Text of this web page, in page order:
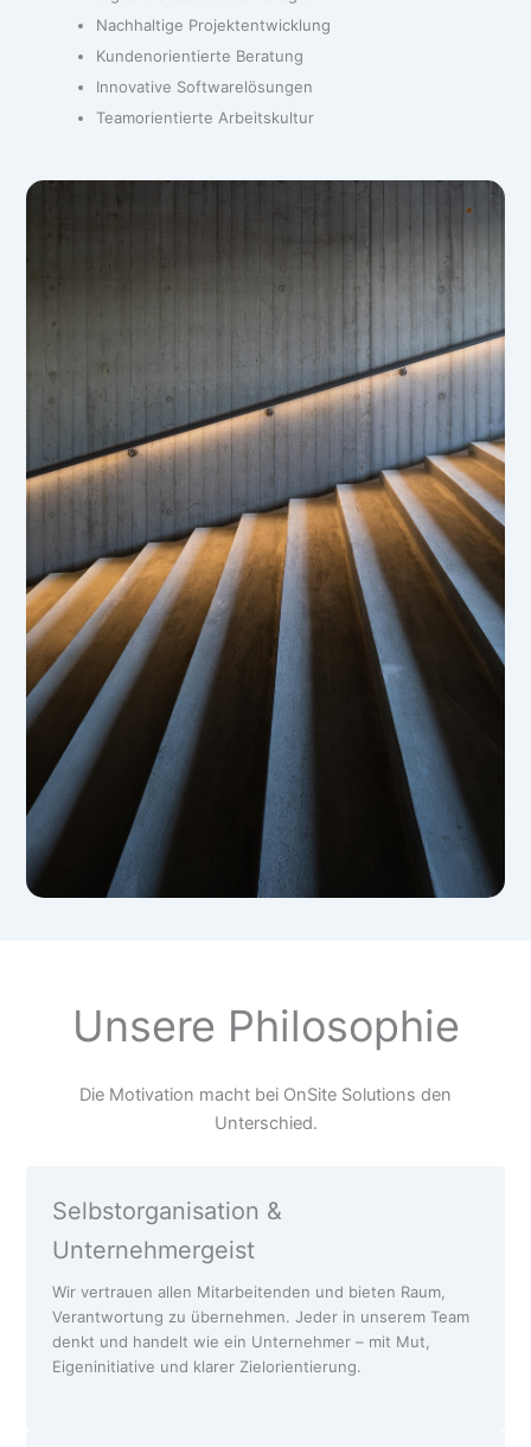
Nachhaltige Projektentwicklung
Kundenorientierte Beratung
Innovative Softwarelösungen
Teamorientierte Arbeitskultur
Unsere Philosophie
Die Motivation macht bei OnSite Solutions den
Unterschied.
Selbstorganisation &
Unternehmergeist
Wir vertrauen allen Mitarbeitenden und bieten Raum,
Verantwortung zu übernehmen. Jeder in unserem Team
denkt und handelt wie ein Unternehmer – mit Mut,
Eigeninitiative und klarer Zielorientierung.